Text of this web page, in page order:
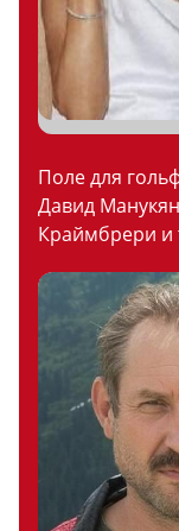
Поле для
Давид
Краймбрери и